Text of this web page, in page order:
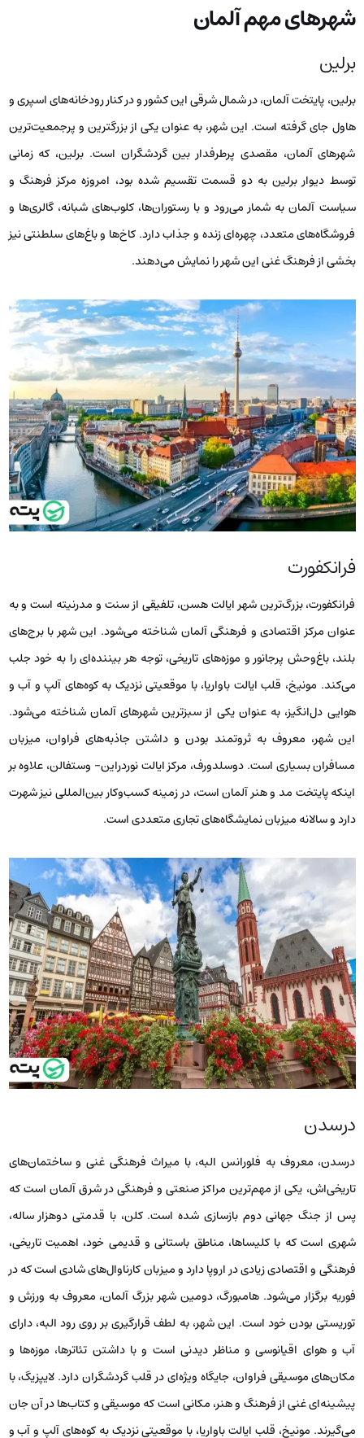
شهرهای مهم آلمان
برلین
برلین، پایتخت آلمان، در شمال شرقی این کشور و در کنار رودخانه‌های اسپری و
هاول جای گرفته است. این شهر، به عنوان یکی از بزرگترین و پرجمعیت‌ترین
شهرهای آلمان، مقصدی پرطرفدار بین گردشگران است. برلین، که زمانی
توسط دیوار برلین به دو قسمت تقسیم شده بود، امروزه مرکز فرهنگ و
سیاست آلمان به شمار می‌رود و با رستوران‌ها، کلوب‌های شبانه، گالری‌ها و
فروشگاه‌های متعدد، چهره‌ای زنده و جذاب دارد. کاخ‌ها و باغ‌های سلطنتی نیز
بخشی از فرهنگ غنی این شهر را نمایش می‌دهند.
فرانکفورت
فرانکفورت، بزرگ‌ترین شهر ایالت هسن، تلفیقی از سنت و مدرنیته است و به
عنوان مرکز اقتصادی و فرهنگی آلمان شناخته می‌شود. این شهر با برج‌های
بلند، باغ‌وحش پرجانور و موزه‌های تاریخی، توجه هر بیننده‌ای را به خود جلب
می‌کند. مونیخ، قلب ایالت باواریا، با موقعیتی نزدیک به کوه‌های آلپ و آب و
هوایی دل‌انگیز، به عنوان یکی از سبزترین شهرهای آلمان شناخته می‌شود.
این شهر، معروف به ثروتمند بودن و داشتن جاذبه‌های فراوان، میزبان
مسافران بسیاری است. دوسلدورف، مرکز ایالت نوردراین- وستفالن، علاوه بر
اینکه پایتخت مد و هنر آلمان است، در زمینه کسب‌وکار بین‌المللی نیز شهرت
دارد و سالانه میزبان نمایشگاه‌های تجاری متعددی است.
درسدن
درسدن، معروف به فلورانس البه، با میراث فرهنگی غنی و ساختمان‌های
تاریخی‌اش، یکی از مهم‌ترین مراکز صنعتی و فرهنگی در شرق آلمان است که
پس از جنگ جهانی دوم بازسازی شده است. کلن، با قدمتی دوهزار ساله،
شهری است که با کلیساها، مناطق باستانی و قدیمی خود، اهمیت تاریخی،
فرهنگی و اقتصادی زیادی در اروپا دارد و میزبان کارناوال‌های شادی است که در
فوریه برگزار می‌شود. هامبورگ، دومین شهر بزرگ آلمان، معروف به ورزش و
توریستی بودن خود است. این شهر، به لطف قرارگیری بر روی رود البه، دارای
آب و هوای اقیانوسی و مناظر دیدنی است و با داشتن تئاترها، موزه‌ها و
مکان‌های موسیقی فراوان، جایگاه ویژه‌ای در قلب گردشگران دارد. لایپزیگ، با
پیشینه‌ای غنی از فرهنگ و هنر، مکانی است که موسیقی و کتاب‌ها در آن جان
می‌گیرند. مونیخ، قلب ایالت باواریا، با موقعیتی نزدیک به کوه‌های آلپ و آب و